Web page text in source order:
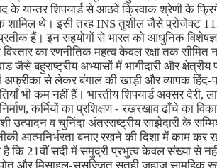
के यान्तर शिपयार्ड से आठवें क्रिवाक श्रेणी के
शामिल थे। इसी तरह INS तुशील जैसे प्रोजेक्ट
हैं। इन सहयोगों से भारत को आधुनिक
का रणनीतिक महत्व केवल रक्षा तक सीमित
जैसे बहुराष्ट्रीय अभ्यासों में भागीदारी और
अफ्रीका से लेकर बंगाल की खाड़ी और व्यापक
भी कम नहीं हैं। भारतीय शिपयार्ड अक्सर
कर्मियों का प्रशिक्षण - रखरखाव ढाँचे का
उत्पादन व चुनिंदा अंतरराष्ट्रीय साझेदारी के
आत्मनिर्भरता बनाए रखने की दिशा में काम कर
है कि 21वीं सदी में समुद्री प्रभुत्व केवल संख्या से
और मिसाइल-सुसज्जित सतही जहाज सामूहिक